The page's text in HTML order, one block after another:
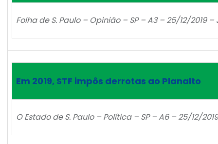
Folha de S. Paulo – Opinião – SP – A3 – 25/12/2019
Em 2019, STF impôs derrotas ao Planalto
O Estado de S. Paulo – Política – SP – A6 – 25/12/